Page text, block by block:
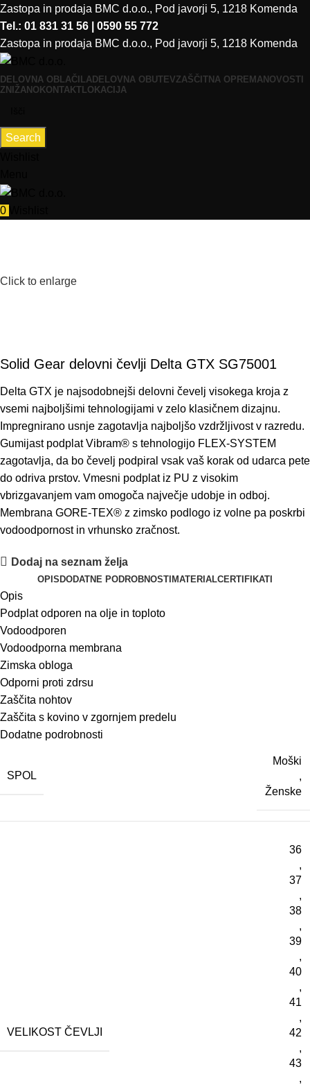
Zastopa in prodaja BMC d.o.o., Pod javorji 5, 1218 Komenda
Tel.: 01 831 31 56 | 0590 55 772
Zastopa in prodaja BMC d.o.o., Pod javorji 5, 1218 Komenda
DELOVNA OBLAČILA DELOVNA OBUTEVZAŠČITNA OPREMA NOVOSTI
ZNIŽANO KONTAKT LOKACIJA
Search
0
Click to enlarge
Solid Gear delovni čevlji Delta GTX SG75001
Delta GTX je najsodobnejši delovni čevelj visokega kroja z
vsemi najboljšimi tehnologijami v zelo klasičnem dizajnu.
Impregnirano usnje zagotavlja najboljšo vzdržljivost v razredu.
Gumijast podplat Vibram® s tehnologijo FLEX-SYSTEM
zagotavlja, da bo čevelj podpiral vsak vaš korak od udarca pete
do odriva prstov. Vmesni podplat iz PU z visokim
vbrizgavanjem vam omogoča največje udobje in odboj.
Membrana GORE-TEX® z zimsko podlogo iz volne pa poskrbi
vodoodpornost in vrhunsko zračnost.
Dodaj na seznam želja
OPIS DODATNE PODROBNOSTI MATERIALCERTIFIKATI
Opis
Podplat odporen na olje in toploto
Vodoodporen
Vodoodporna membrana
Zimska obloga
Odporni proti zdrsu
Zaščita nohtov
Zaščita s kovino v zgornjem predelu
Dodatne podrobnosti
SPOL
Moški
,
Ženske
VELIKOST ČEVLJI
36
,
37
,
38
,
39
,
40
,
41
,
42
,
43
,